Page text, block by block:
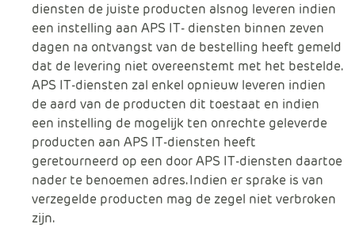
diensten de juiste producten alsnog leveren indien
een instelling aan APS IT- diensten binnen zeven
dagen na ontvangst van de bestelling heeft gemeld
dat de levering niet overeenstemt met het bestelde.
APS IT-diensten zal enkel opnieuw leveren indien
de aard van de producten dit toestaat en indien
een instelling de mogelijk ten onrechte geleverde
producten aan APS IT-diensten heeft
geretourneerd op een door APS IT-diensten daartoe
nader te benoemen adres. Indien er sprake is van
verzegelde producten mag de zegel niet verbroken
zijn.